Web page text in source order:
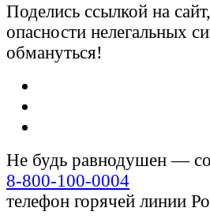
Поделись ссылкой на
опасности нелегальных
обмануться!
Не будь равнодушен —
8-800-100-0004
телефон горячей линии